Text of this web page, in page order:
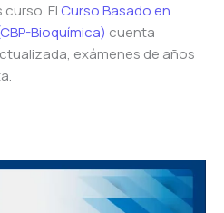
El Curso Basado en
Bioquímica) cuenta
exámenes de años